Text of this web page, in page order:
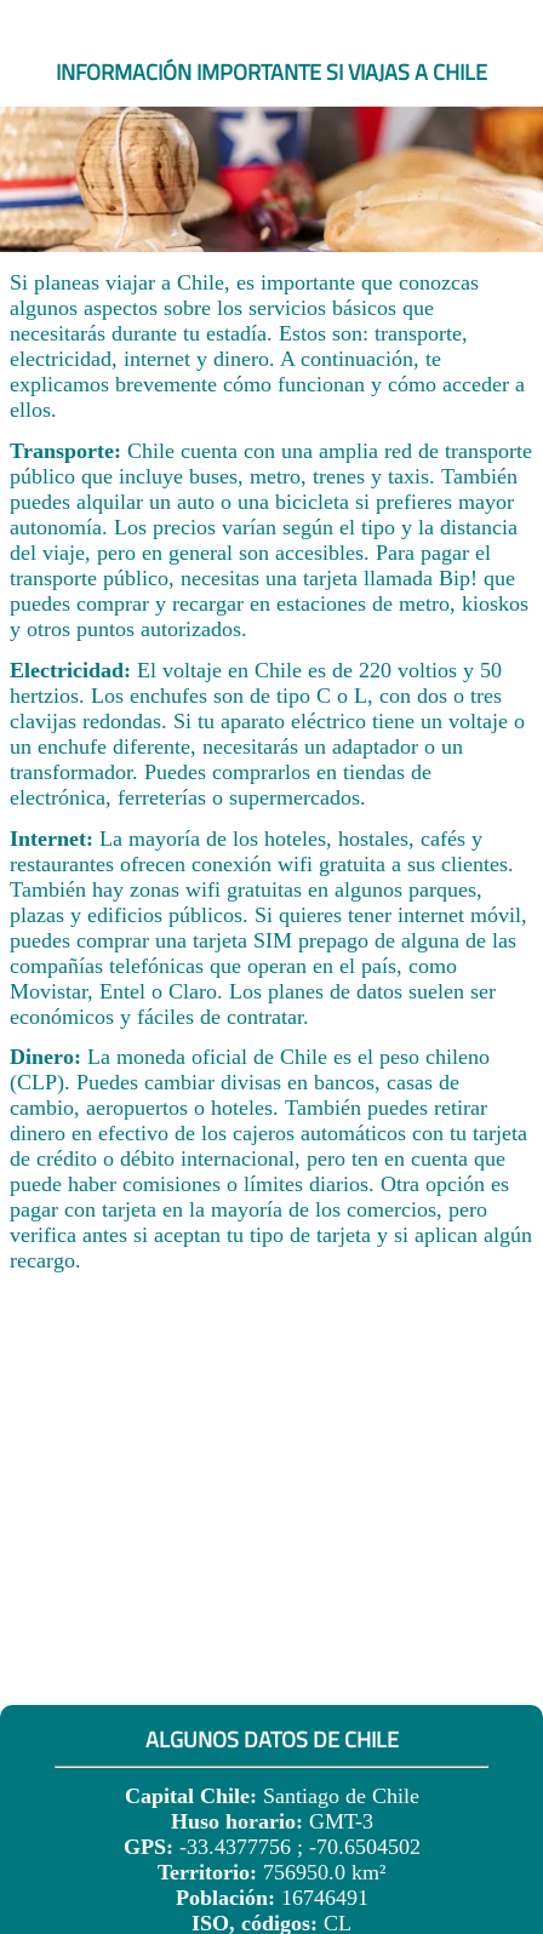
INFORMACIÓN IMPORTANTE SI VIAJAS A CHILE
Si planeas viajar a Chile, es importante que conozcas
algunos aspectos sobre los servicios básicos que
necesitarás durante tu estadía. Estos son: transporte,
electricidad, internet y dinero. A continuación, te
explicamos brevemente cómo funcionan y cómo acceder a
ellos.
Transporte: Chile cuenta con una amplia red de transporte
público que incluye buses, metro, trenes y taxis. También
puedes alquilar un auto o una bicicleta si prefieres mayor
autonomía. Los precios varían según el tipo y la distancia
del viaje, pero en general son accesibles. Para pagar el
transporte público, necesitas una tarjeta llamada Bip! que
puedes comprar y recargar en estaciones de metro, kioskos
y otros puntos autorizados.
Electricidad: El voltaje en Chile es de 220 voltios y 50
hertzios. Los enchufes son de tipo C o L, con dos o tres
clavijas redondas. Si tu aparato eléctrico tiene un voltaje o
un enchufe diferente, necesitarás un adaptador o un
transformador. Puedes comprarlos en tiendas de
electrónica, ferreterías o supermercados.
Internet: La mayoría de los hoteles, hostales, cafés y
restaurantes ofrecen conexión wifi gratuita a sus clientes.
También hay zonas wifi gratuitas en algunos parques,
plazas y edificios públicos. Si quieres tener internet móvil,
puedes comprar una tarjeta SIM prepago de alguna de las
compañías telefónicas que operan en el país, como
Movistar, Entel o Claro. Los planes de datos suelen ser
económicos y fáciles de contratar.
Dinero: La moneda oficial de Chile es el peso chileno
(CLP). Puedes cambiar divisas en bancos, casas de
cambio, aeropuertos o hoteles. También puedes retirar
dinero en efectivo de los cajeros automáticos con tu tarjeta
de crédito o débito internacional, pero ten en cuenta que
puede haber comisiones o límites diarios. Otra opción es
pagar con tarjeta en la mayoría de los comercios, pero
verifica antes si aceptan tu tipo de tarjeta y si aplican algún
recargo.
ALGUNOS DATOS DE CHILE
Capital Chile: Santiago de Chile
Huso horario: GMT-3
GPS: -33.4377756 ; -70.6504502
Territorio: 756950.0 km²
Población: 16746491
ISO, códigos: CL